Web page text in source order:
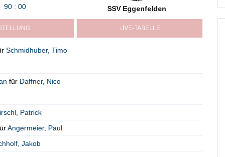
90 : 00 SSV Eggenfelden
LIVE-TABELLE
Schmidhuber, Timo
für Daffner, Nico
Patrick
Angermeier, Paul
Jakob